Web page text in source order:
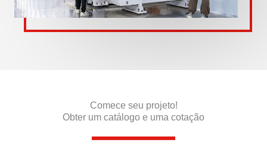
Comece seu projeto!
Obter um catálogo e uma cotação